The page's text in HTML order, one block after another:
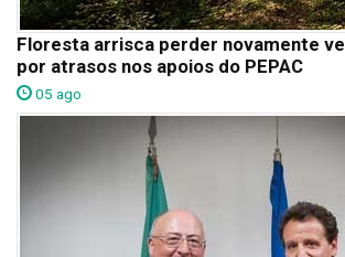
Floresta arrisca perder novamente
por atrasos nos apoios do PEPAC
05 ago